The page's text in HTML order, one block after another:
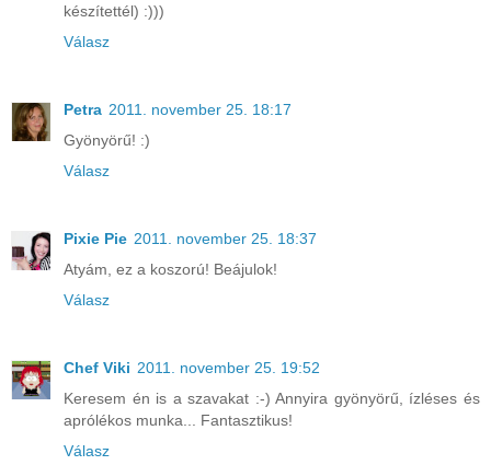
készítettél) :)))
Válasz
Petra 2011. november 25. 18:17
Gyönyörű! :)
Válasz
Pixie Pie 2011. november 25. 18:37
Atyám, ez a koszorú! Beájulok!
Válasz
Chef Viki 2011. november 25. 19:52
Keresem én is a szavakat :-) Annyira gyönyörű, ízléses és
aprólékos munka... Fantasztikus!
Válasz